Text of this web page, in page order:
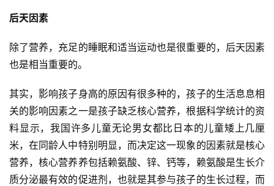
后天因素
除了营养，充足的睡眠和适当运动也是很重要的，后天因素
也是相当重要的。
其实，影响孩子身高的原因有很多种的，孩子的生活息息相
关的影响因素之一是孩子缺乏核心营养，根据科学统计的资
料显示，我国许多儿童无论男女都比日本的儿童矮上几厘
米，在同龄人中特别明显，而决定这一现象的因素就是核心
营养，核心营养养包括赖氨酸、锌、钙等，赖氨酸是生长介
质分泌最有效的促进剂，也就是其参与孩子的生长过程，而